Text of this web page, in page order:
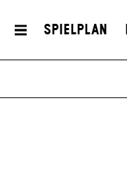
Spielplan